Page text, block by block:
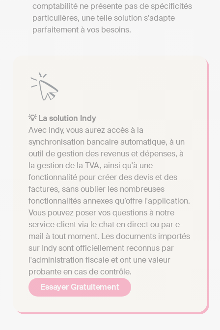
comptabilité ne présente pas de spécificités
particulières, une telle solution s'adapte
parfaitement à vos besoins.
💡 La solution Indy
Avec Indy, vous aurez accès à la
synchronisation bancaire automatique, à un
outil de gestion des revenus et dépenses, à
la gestion de la TVA, ainsi qu'à une
fonctionnalité pour créer des devis et des
factures, sans oublier les nombreuses
fonctionnalités annexes qu’offre l'application.
Vous pouvez poser vos questions à notre
service client via le chat en direct ou par e-
mail à tout moment. Les documents importés
sur Indy sont officiellement reconnus par
l'administration fiscale et ont une valeur
probante en cas de contrôle.
Essayer Gratuitement